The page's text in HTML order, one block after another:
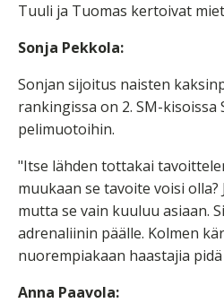
Tuuli ja Tuomas kertoivat
Sonja Pekkola:
Sonjan sijoitus naisten
rankingissa on 2. SM-
pelimuotoihin.
"Itse lähden tottakai
muukaan se tavoite voisi
mutta se vain kuuluu asiaan.
adrenaliinin päälle. Kolmen
nuorempiakaan haastajia
Anna Paavola: